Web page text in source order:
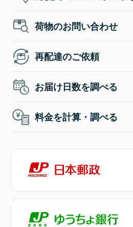
荷物のお問い合わせ
再配達のご依頼
お届け日数を調べる
料金を計算・調べる